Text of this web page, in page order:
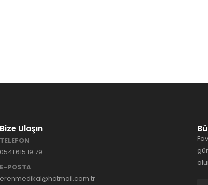
Bize Ulaşın
TELEFON
0541 615 19 79
E-POSTA
erenmedikal@hotmail.com.tr